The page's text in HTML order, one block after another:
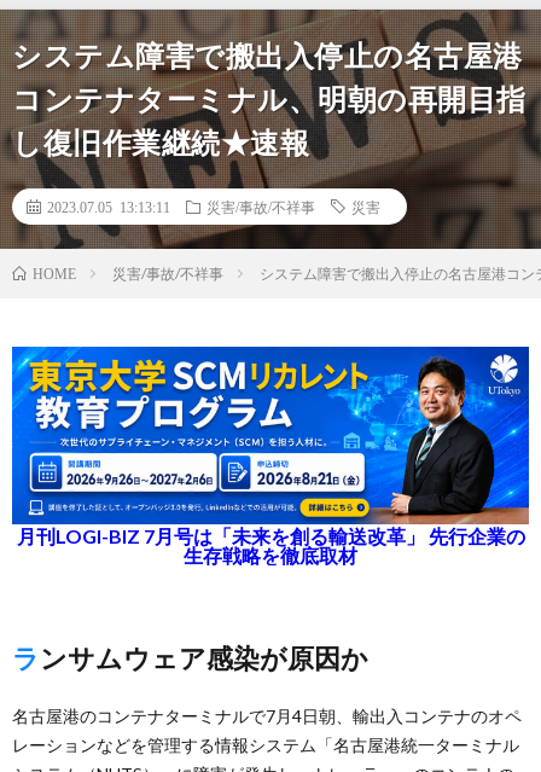
システム障害で搬出入停止の名古屋港
コンテナターミナル、明朝の再開目指
し復旧作業継続★速報
2023.07.05 13:13:11 災害/事故/不祥事 災害
HOME 災害/事故/不祥事 システム障害で搬出入停止の名古屋港コ
月刊LOGI-BIZ 7月号は「未来を創る輸送改革」 先行企業の
生存戦略を徹底取材
ランサムウェア感染が原因か
名古屋港のコンテナターミナルで7月4日朝、輸出入コンテナのオペ
レーションなどを管理する情報システム「名古屋港統一ターミナル